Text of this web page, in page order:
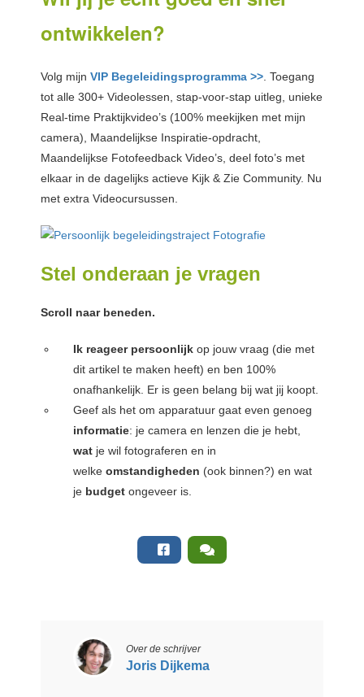
ontwikkelen?
Volg mijn VIP Begeleidingsprogramma >> . Toegang
tot alle 300+ Videolessen, stap-voor-stap uitleg, unieke
Real-time Praktijkvideo’s (100% meekijken met mijn
camera), Maandelijkse Inspiratie-opdracht,
Maandelijkse Fotofeedback Video’s, deel foto’s met
elkaar in de dagelijks actieve Kijk & Zie Community. Nu
met extra Videocursussen.
Stel onderaan je vragen
Scroll naar beneden.
Ik reageer persoonlijk op jouw vraag (die met
dit artikel te maken heeft) en ben 100%
onafhankelijk. Er is geen belang bij wat jij koopt.
Geef als het om apparatuur gaat even genoeg
informatie: je camera en lenzen die je hebt,
wat je wil fotograferen en in
welke omstandigheden (ook binnen?) en wat
je budget ongeveer is.
Over de schrijver
Joris Dijkema